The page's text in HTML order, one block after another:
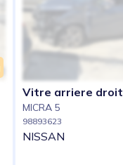
Vitre arriere droit
MICRA 5
98893623
NISSAN